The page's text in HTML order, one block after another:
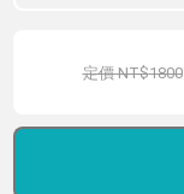
1800